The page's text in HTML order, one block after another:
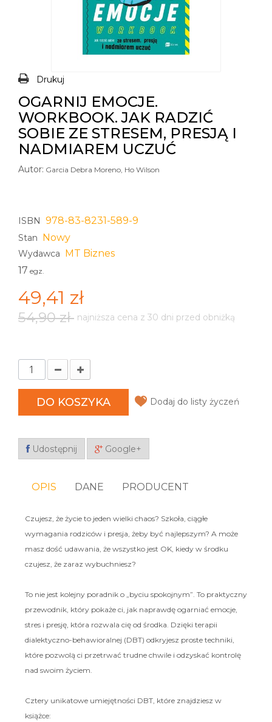
Drukuj
OGARNIJ EMOCJE.
WORKBOOK. JAK RADZIĆ
SOBIE ZE STRESEM, PRESJĄ I
NADMIAREM UCZUĆ
Autor: Garcia Debra Moreno, Ho Wilson
ISBN 978-83-8231-589-9
Stan Nowy
Wydawca MT Biznes
17 egz.
49,41 zł
54,90 zł najniższa cena z 30 dni przed obniżką
DO KOSZYKA Dodaj do listy życzeń
Udostępnij Google+
OPIS DANE PRODUCENT
Czujesz, że życie to jeden wielki chaos? Szkoła, ciągłe
wymagania rodziców i presja, żeby być najlepszym? A może
masz dość udawania, że wszystko jest OK, kiedy w środku
czujesz, że zaraz wybuchniesz?
To nie jest kolejny poradnik o „byciu spokojnym”. To praktyczny
przewodnik, który pokaże ci, jak naprawdę ogarniać emocje,
stres i presję, która rozwala cię od środka. Dzięki terapii
dialektyczno-behawioralnej (DBT) odkryjesz proste techniki,
które pozwolą ci przetrwać trudne chwile i odzyskać kontrolę
nad swoim życiem.
Cztery unikatowe umiejętności DBT, które znajdziesz w
książce: